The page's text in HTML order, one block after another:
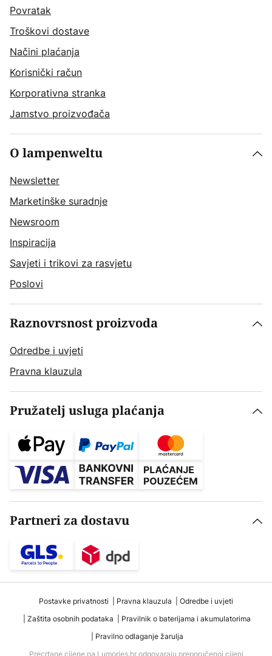
Povratak
Troškovi dostave
Načini plaćanja
Korisnički račun
Korporativna stranka
Jamstvo proizvođača
O lampenweltu
Newsletter
Marketinške suradnje
Newsroom
Inspiracija
Savjeti i trikovi za rasvjetu
Poslovi
Raznovrsnost proizvoda
Odredbe i uvjeti
Pravna klauzula
Pružatelj usluga plaćanja
Partneri za dostavu
Postavke privatnosti Pravna klauzula
Odredbe i uvjeti
Zaštita osobnih podataka
Pravilnik o baterijama i akumulatorima
Pravilno odlaganje žarulja
Precrtane cijene na Lumories.hr odgovaraju preporučenoj cijeni